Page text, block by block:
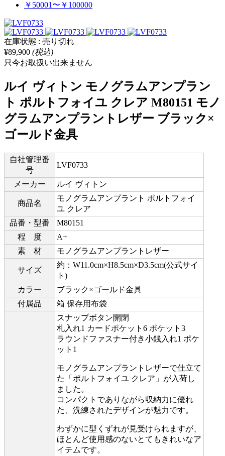
￥50001〜￥100000
在庫状態 : 売り切れ
¥89,900 (税込)
只今お取扱い出来ません
ルイ ヴィトン モノグラムアンプラン
ト ポルトフォイユ クレア M80151 モノ
グラムアンプラントレザー ブラック×
ゴールド金具
自社管理番
号
LVF0733
メーカー ルイ ヴィトン
商品名
モノグラムアンプラント ポルトフォイ
ユ クレア
品番・型番
M80151
程 度
A+
素 材
モノグラムアンプラントレザー
サイズ
約：W11.0cm×H8.5cm×D3.5cm(公式サイ
ト)
カラー
ブラック×ゴールド金具
付属品
箱 保存用布袋
スナップボタン開閉
札入れ1 カードポケット6 ポケット3
ラウンドファスナー付き小銭入れ1 ポケ
ット1
モノグラムアンプラントレザーで仕立て
た「ポルトフォイユ クレア」が入荷し
ました。
コンパクトでありながら収納力に優れ
た、洗練されたデザインが魅力です。
わずかに型くずれが見受けられますが、
ほとんど使用感のないとてもきれいなア
イテムです。